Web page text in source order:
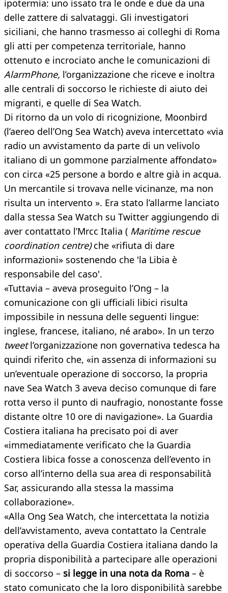
ipotermia: uno issato tra le onde e due da una
delle zattere di salvataggi. Gli investigatori
siciliani, che hanno trasmesso ai colleghi di Roma
gli atti per competenza territoriale, hanno
ottenuto e incrociato anche le comunicazioni di
AlarmPhone, l’organizzazione che riceve e inoltra
alle centrali di soccorso le richieste di aiuto dei
migranti, e quelle di Sea Watch.
Di ritorno da un volo di ricognizione, Moonbird
(l’aereo dell’Ong Sea Watch) aveva intercettato «via
radio un avvistamento da parte di un velivolo
italiano di un gommone parzialmente affondato»
con circa «25 persone a bordo e altre già in acqua.
Un mercantile si trovava nelle vicinanze, ma non
risulta un intervento ». Era stato l’allarme lanciato
dalla stessa Sea Watch su Twitter aggiungendo di
aver contattato l’Mrcc Italia ( Maritime rescue
coordination centre)che «rifiuta di dare
informazioni» sostenendo che 'la Libia è
responsabile del caso'.
«Tuttavia – aveva proseguito l’Ong – la
comunicazione con gli ufficiali libici risulta
impossibile in nessuna delle seguenti lingue:
inglese, francese, italiano, né arabo». In un terzo
tweetl’organizzazione non governativa tedesca ha
quindi riferito che, «in assenza di informazioni su
un’eventuale operazione di soccorso, la propria
nave Sea Watch 3 aveva deciso comunque di fare
rotta verso il punto di naufragio, nonostante fosse
distante oltre 10 ore di navigazione». La Guardia
Costiera italiana ha precisato poi di aver
«immediatamente verificato che la Guardia
Costiera libica fosse a conoscenza dell’evento in
corso all’interno della sua area di responsabilità
Sar, assicurando alla stessa la massima
collaborazione».
«Alla Ong Sea Watch, che intercettata la notizia
dell’avvistamento, aveva contattato la Centrale
operativa della Guardia Costiera italiana dando la
propria disponibilità a partecipare alle operazioni
di soccorso – si legge in una nota da Roma – è
stato comunicato che la loro disponibilità sarebbe